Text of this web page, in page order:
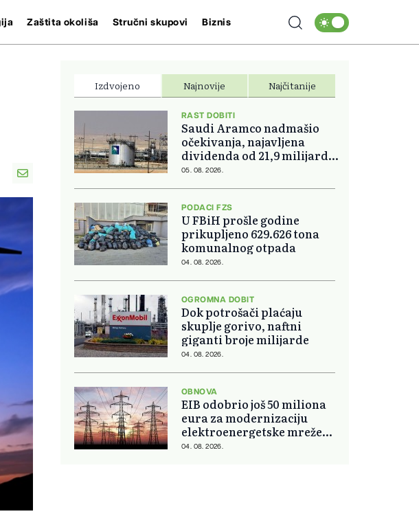
Zaštita okoliša Stručni skupovi Biznis
Izdvojeno Najnovije Najčitanije
RAST DOBITI
Saudi Aramco nadmašio
očekivanja, najavljena
dividenda od 21,9 milijardi
dolara
05. 08. 2026.
PODACI FZS
U FBiH prošle godine
prikupljeno 629.626 tona
komunalnog otpada
04. 08. 2026.
OGROMNA DOBIT
Dok potrošači plaćaju
skuplje gorivo, naftni
giganti broje milijarde
04. 08. 2026.
OBNOVA
EIB odobrio još 50 miliona
eura za modernizaciju
elektroenergetske mreže
Slovačke
04. 08. 2026.